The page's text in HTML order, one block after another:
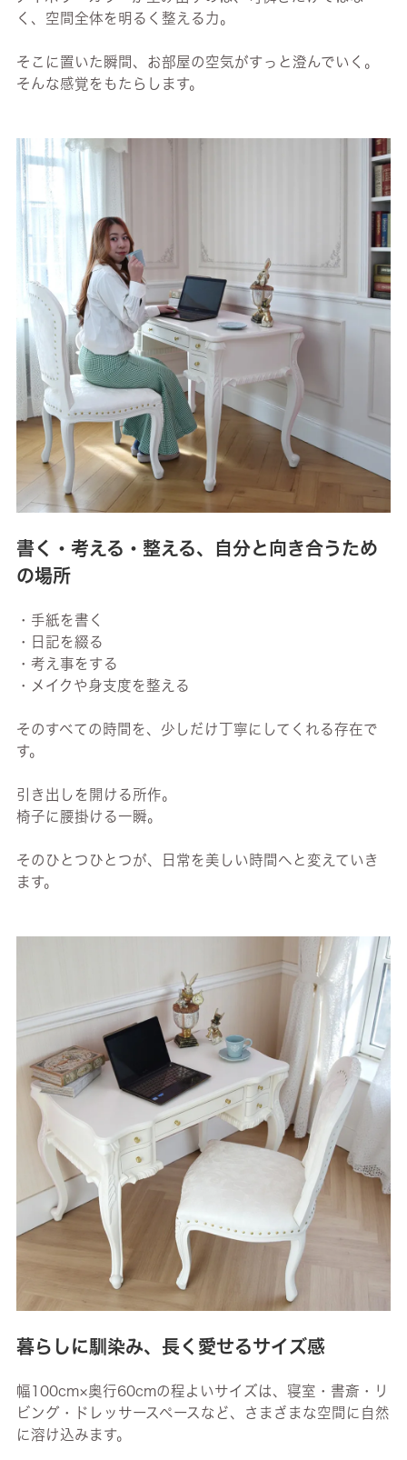
く、空間全体を明るく整える力。
そこに置いた瞬間、お部屋の空気がすっと澄んでいく。
そんな感覚をもたらします。
書く・考える・整える、自分と向き合うため
の場所
・手紙を書く
・日記を綴る
・考え事をする
・メイクや身支度を整える
そのすべての時間を、少しだけ丁寧にしてくれる存在で
す。
引き出しを開ける所作。
椅子に腰掛ける一瞬。
そのひとつひとつが、日常を美しい時間へと変えていき
ます。
暮らしに馴染み、長く愛せるサイズ感
幅100cm×奥行60cmの程よいサイズは、寝室・書斎・リ
ビング・ドレッサースペースなど、さまざまな空間に自然
に溶け込みます。